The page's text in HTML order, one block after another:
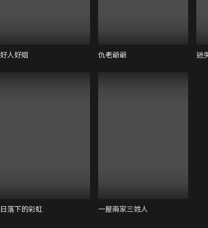
好人好姐 仇老爺爺 迷
日落下的彩虹 一屋兩家三姓人